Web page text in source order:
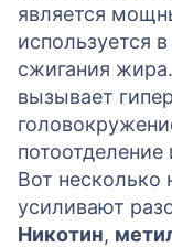
является
используется
сжигания
вызывает
потоотделение
Вот несколько
усиливают
Никотин,